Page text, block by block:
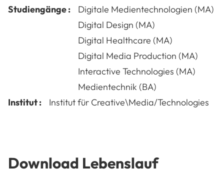
Studiengänge :
Digitale Medientechnologien (MA)
Digital Design (MA)
Digital Healthcare (MA)
Digital Media Production (MA)
Interactive Technologies (MA)
Medientechnik (BA)
Institut :
Institut für Creative\Media/Technologies
Download Lebenslauf